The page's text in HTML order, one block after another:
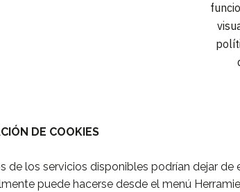
DE COOKIES
de los servicios disponibles podrían dejar
puede hacerse desde el menú